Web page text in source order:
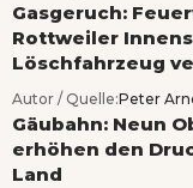
Gasgeruch:
Rottweiler
Löschfahrzeug
Autor / Quelle:Peter
Gäubahn: Neun
erhöhen den
Land